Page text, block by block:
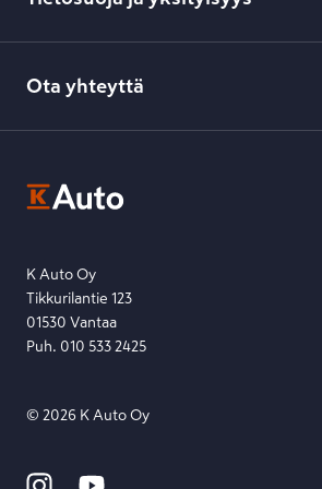
Verkkokaupan peruuttamisilmoitus
Saavutettavuus
Kesko-konsernin verkkoselailurekisteri
K-Ryhmän evästekäytännöt
Ota yhteyttä
Etsi toimipiste
K Auto Oy
Tikkurilantie 123
01530 Vantaa
Puh. 010 533 2425
© 2026 K Auto Oy